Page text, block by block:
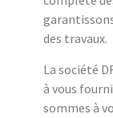
des travaux.
La société
à vous
sommes à